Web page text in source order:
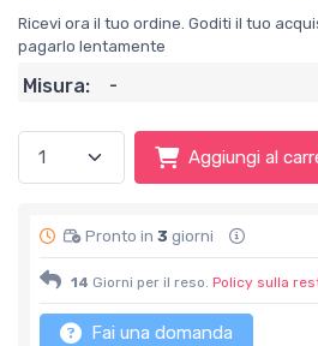
Ricevi ora il tuo ordine. Goditi il tuo
pagarlo lentamente
Misura: -
Aggiungi al
Pronto in 3 giorni
14 Giorni per il reso. Policy sulla
Fai una domanda